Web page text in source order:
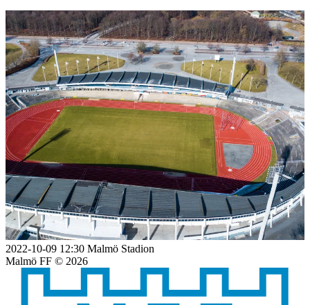
2022-10-09 12:30 Malmö Stadion
Malmö FF © 2026